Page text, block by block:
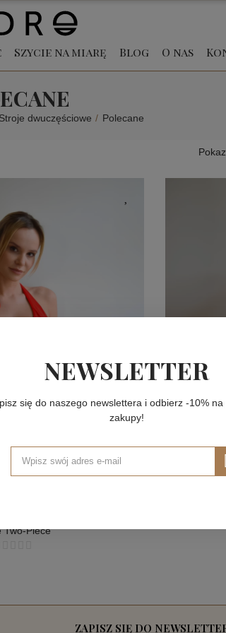
Szycie na miarę Blog O nas
Stroje dwuczęściowe Polecane
Two-Piece
ZAPISZ SIĘ DO
NEWSLETTER
się do naszego newslettera i odbierz -10% na
zakupy!